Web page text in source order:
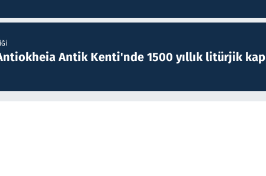
Antik Kenti'nde 1500 yıllık litürjik kap